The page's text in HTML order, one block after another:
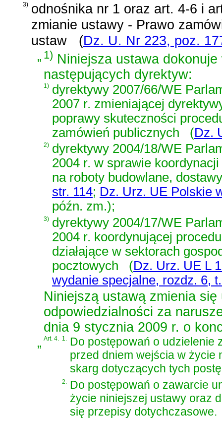
3) odnośnika nr 1 oraz art. 4-6 i
zmianie ustawy - Prawo
ustaw
(Dz. U. Nr 223, poz.
„1) Niniejsza ustawa
następujących dyrektyw:
1) dyrektywy 2007/66/WE
2007 r. zmieniającej
poprawy skuteczności
zamówień publicznych
(Dz.
2) dyrektywy 2004/18/WE
2004 r. w sprawie
na roboty budowlane,
str. 114; Dz. Urz. UE Polskie
późn. zm.);
3) dyrektywy 2004/17/WE
2004 r. koordynującej
działające w sektorach
pocztowych
(Dz. Urz. UE L
wydanie specjalne, rozdz. 6,
Niniejszą ustawą zmienia
odpowiedzialności za
dnia 9 stycznia 2009 r. o
„Art. 4. 1. Do postępowań o udzielenie
przed dniem wejścia w życie
skarg dotyczących tych
2. Do postępowań o zawarcie
życie niniejszej ustawy oraz
się przepisy dotychczasowe.